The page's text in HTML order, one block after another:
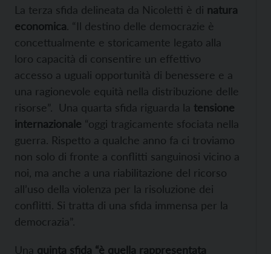
La terza sfida delineata da Nicoletti è di natura
economica. “Il destino delle democrazie è
concettualmente e storicamente legato alla
loro capacità di consentire un effettivo
accesso a uguali opportunità di benessere e a
una ragionevole equità nella distribuzione delle
risorse”. Una quarta sfida riguarda la tensione
internazionale “oggi tragicamente sfociata nella
guerra. Rispetto a qualche anno fa ci troviamo
non solo di fronte a conflitti sanguinosi vicino a
noi, ma anche a una riabilitazione del ricorso
all’uso della violenza per la risoluzione dei
conflitti. Si tratta di una sfida immensa per la
democrazia”.
Una quinta sfida “è quella rappresentata